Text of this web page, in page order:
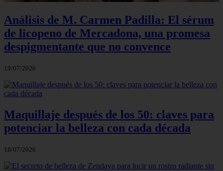
Análisis de M. Carmen Padilla: El sérum
de licopeno de Mercadona, una promesa
despigmentante que no convence
19/07/2026
Maquillaje después de los 50: claves para
potenciar la belleza con cada década
18/07/2026